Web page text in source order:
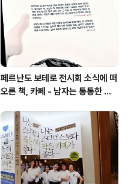
페르난도 보테로 전시회 소식에 떠
오른 책, 카페 - 남자는 통통한 여